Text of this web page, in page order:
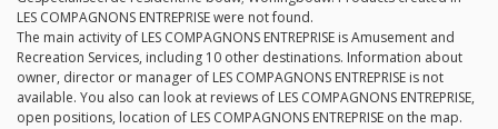
LES COMPAGNONS ENTREPRISE were not found.
The main activity of LES COMPAGNONS ENTREPRISE is Amusement and
Recreation Services, including 10 other destinations. Information about
owner, director or manager of LES COMPAGNONS ENTREPRISE is not
available. You also can look at reviews of LES COMPAGNONS ENTREPRISE,
open positions, location of LES COMPAGNONS ENTREPRISE on the map.